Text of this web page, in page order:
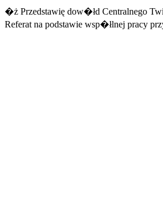
�ż Przedstawię dow�łd Centralnego
Referat na podstawie wsp�łlnej pracy